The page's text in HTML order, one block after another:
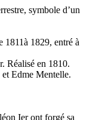
symbole d’un
1811à 1829, entré à
Réalisé en 1810.
et Edme Mentelle.
Ier ont forgé sa